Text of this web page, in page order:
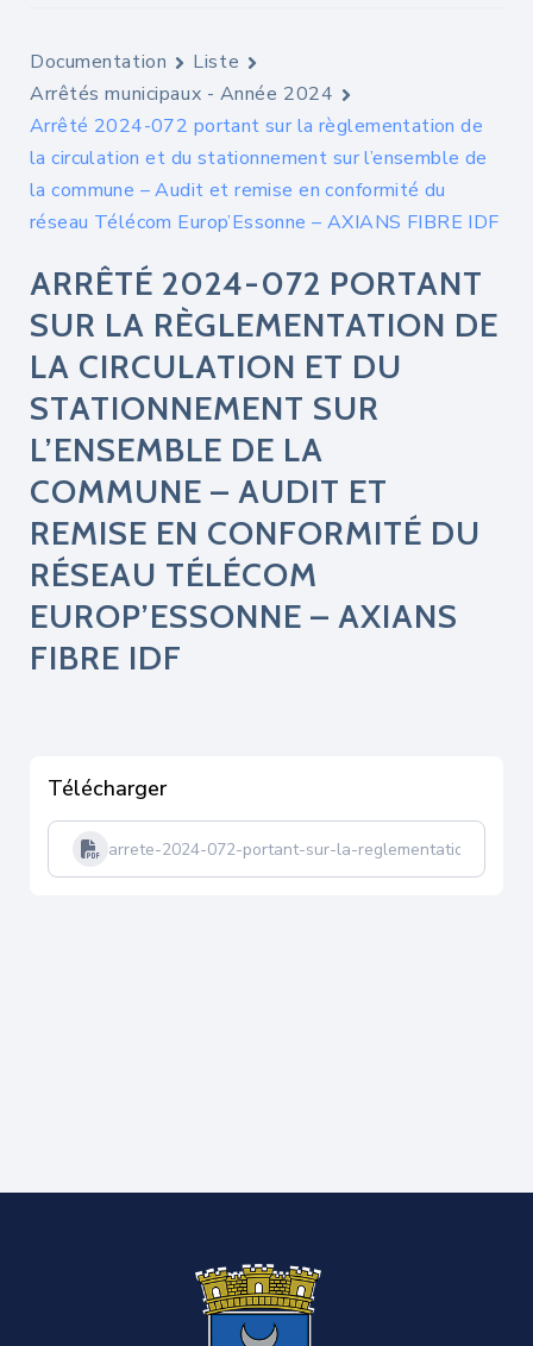
Documentation
Liste
Arrêtés municipaux - Année 2024
Arrêté 2024-072 portant sur la règlementation de
la circulation et du stationnement sur l’ensemble de
la commune – Audit et remise en conformité du
réseau Télécom Europ’Essonne – AXIANS FIBRE IDF
ARRÊTÉ 2024-072 PORTANT
SUR LA RÈGLEMENTATION DE
LA CIRCULATION ET DU
STATIONNEMENT SUR
L’ENSEMBLE DE LA
COMMUNE – AUDIT ET
REMISE EN CONFORMITÉ DU
RÉSEAU TÉLÉCOM
EUROP’ESSONNE – AXIANS
FIBRE IDF
Télécharger
arrete-2024-072-portant-sur-la-reglementation-de-